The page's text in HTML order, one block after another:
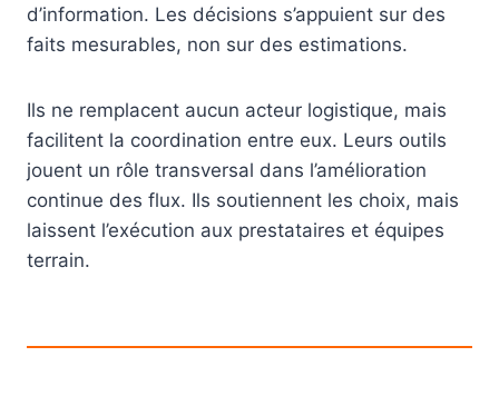
d’information. Les décisions s’appuient sur des
faits mesurables, non sur des estimations.
Ils ne remplacent aucun acteur logistique, mais
facilitent la coordination entre eux. Leurs outils
jouent un rôle transversal dans l’amélioration
continue des flux. Ils soutiennent les choix, mais
laissent l’exécution aux prestataires et équipes
terrain.